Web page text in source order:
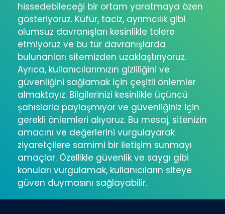
hissedebileceği bir ortam yaratmaya özen
gösteriyoruz. Küfür, taciz, ayrımcılık gibi
olumsuz davranışları kesinlikle tolere
etmiyoruz ve bu tür davranışlarda
bulunanları sitemizden uzaklaştırıyoruz.
Ayrıca, kullanıcılarımızın gizliliğini ve
güvenliğini sağlamak için çeşitli önlemler
almaktayız. Bilgilerinizi kesinlikle üçüncü
şahıslarla paylaşmıyor ve güvenliğiniz için
gerekli önlemleri alıyoruz. Bu mesaj, sitenizin
amacını ve değerlerini vurgulayarak
ziyaretçilere samimi bir iletişim sunmayı
amaçlar. Özellikle güvenlik ve saygı gibi
konuları vurgulamak, kullanıcıların siteye
güven duymasını sağlayabilir.